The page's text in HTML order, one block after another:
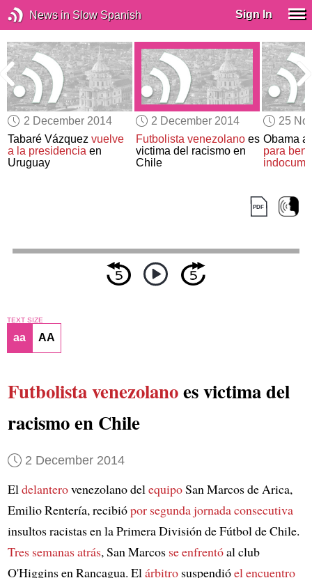
News in Slow Spanish Sign In
2 December 2014
Tabaré Vázquezvuelve
a la presidencia en
Uruguay
2 December 2014
Futbolista venezolanoes
victima del racismo en
Chile
25
Obama
para
TEXT SIZE
aa AA
Futbolista venezolanoes victima del
racismo en Chile
2 December 2014
Eldelanterovenezolano delequipoSan Marcos de Arica,
Emilio Rentería, recibiópor segunda jornada consecutiva
insultos racistas en la Primera División de Fútbol de Chile.
Tres semanas atrás, San Marcos se enfrentóal club
O'Higgins en Rancagua. Elárbitrosuspendióel encuentro